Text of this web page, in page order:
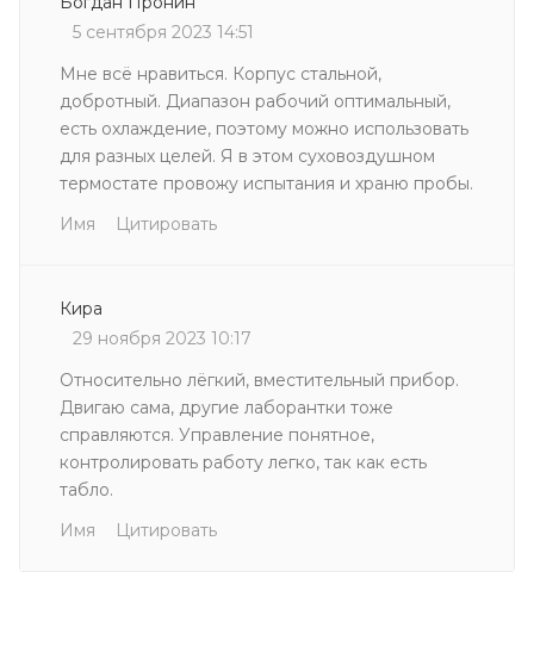
5 сентября 2023 14:51
Мне всё нравиться. Корпус стальной,
добротный. Диапазон рабочий оптимальный,
есть охлаждение, поэтому можно использовать
для разных целей. Я в этом суховоздушном
термостате провожу испытания и храню пробы.
Имя
Цитировать
Кира
29 ноября 2023 10:17
Относительно лёгкий, вместительный прибор.
Двигаю сама, другие лаборантки тоже
справляются. Управление понятное,
контролировать работу легко, так как есть
табло.
Имя
Цитировать